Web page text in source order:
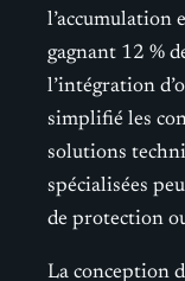
l’accumulation
gagnant 12 %
l’intégration
simplifié les
solutions
spécialisées
de protection
La conception